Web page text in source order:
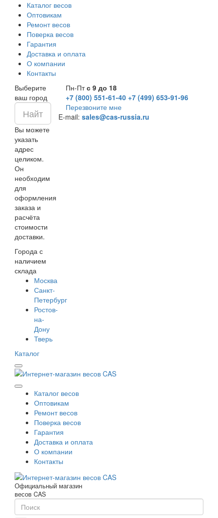
Каталог весов
Оптовикам
Ремонт весов
Поверка весов
Гарантия
Доставка и оплата
О компании
Контакты
Выберите
ваш город
Вы можете
указать
адрес
целиком.
Он
необходим
для
оформления
заказа и
расчёта
стоимости
доставки.
Города с
наличием
склада
Москва
Санкт-
Петербург
Ростов-
на-
Дону
Тверь
Пн-Птс 9 до 18
+7 (800) 551-61-40 +7 (499) 653-91-96
Перезвоните мне
E-mail: sales@cas-russia.ru
Каталог
Каталог весов
Оптовикам
Ремонт весов
Поверка весов
Гарантия
Доставка и оплата
О компании
Контакты
Официальный магазин
весов CAS